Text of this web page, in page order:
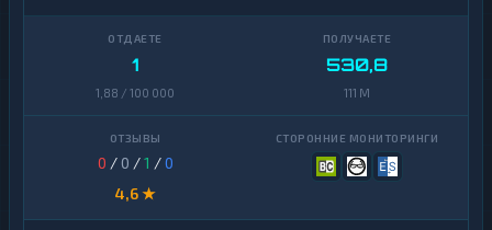
1
1,88 / 100 000
530,8
111 M
0 / 0 /1 /0
4,6 ★